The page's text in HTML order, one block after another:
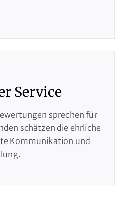
Service
sprechen für
schätzen die ehrliche
Kommunikation und